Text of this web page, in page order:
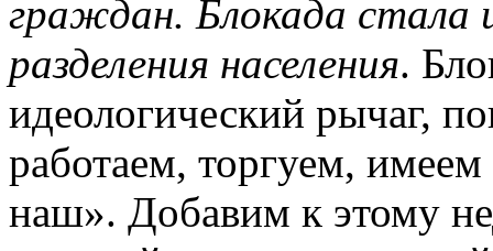
граждан. Блокада стала
разделения населения.
идеологический рычаг,
работаем, торгуем,
наш». Добавим к этому